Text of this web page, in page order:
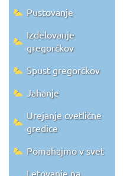
Pustovanje
Izdelovanje
gregorčkov
Spust gregorčkov
Jahanje
Urejanje cvetlične
gredice
Pomahajmo v svet
Letovanje na